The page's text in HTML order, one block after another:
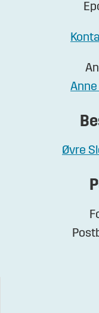
Anne
Øvre